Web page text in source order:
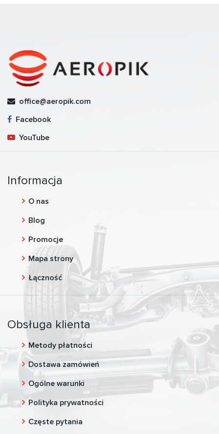
office@aeropik.com
Facebook
YouTube
Informacja
O nas
Blog
Promocje
Mapa strony
Łączność
Obsługa klienta
Metody płatności
Dostawa zamówień
Ogólne warunki
Polityka prywatności
Częste pytania